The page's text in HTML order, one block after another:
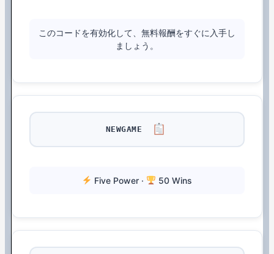
このコードを有効化して、無料報酬をすぐに入手し
ましょう。
NEWGAME
Five Power · 50 Wins